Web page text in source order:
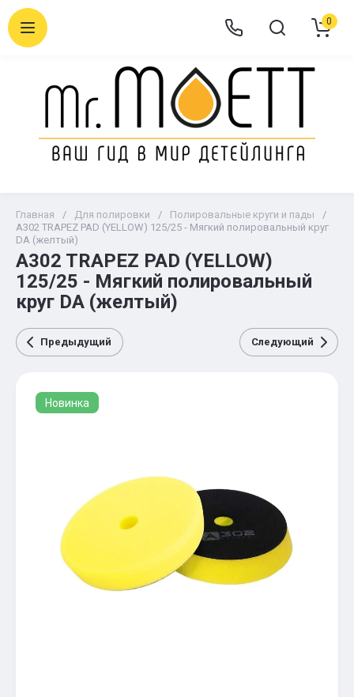
0
Главная / Для полировки / Полировальные круги и пады
/
A302 TRAPEZ PAD (YELLOW) 125/25 - Мягкий полировальный круг
DA (желтый)
A302 TRAPEZ PAD (YELLOW)
125/25 - Мягкий полировальный
круг DA (желтый)
Предыдущий Следующий
Новинка